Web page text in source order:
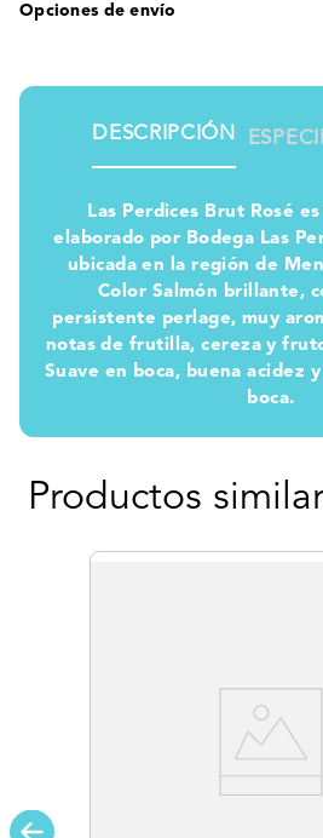
Opciones de envío
DESCRIPCIÓN
Las Perdices Brut Rosé
elaborado por Bodega Las
ubicada en la región de
Color Salmón brillante,
persistente perlage, muy
notas de frutilla, cereza y
Suave en boca, buena acidez
boca.
Productos